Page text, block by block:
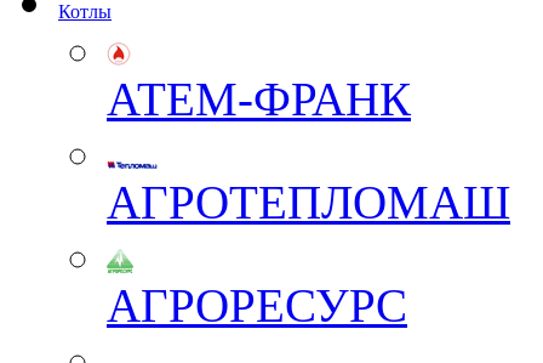
Котлы
АТЕМ-ФРАНК
АГРОТЕПЛОМАШ
АГРОРЕСУРС